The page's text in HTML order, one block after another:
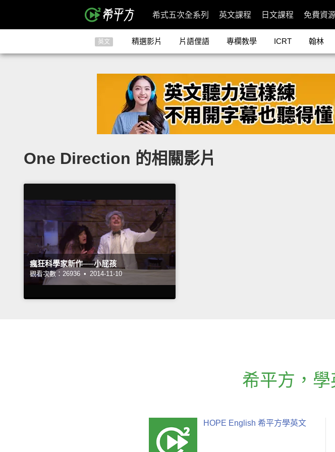
希式五次全系列 英文課程 日文課程 免費資源
英文 精選影片 片語俚語 專欄教學 ICRT 翰林
One Direction 的相關影片
瘋狂科學家新作──小屁孩
觀看次數：26936 • 2014-11-10
希平方 ， 學
HOPE English 希平方學英文